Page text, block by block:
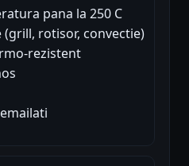
pana la 250 C
rotisor, convectie)
rezistent